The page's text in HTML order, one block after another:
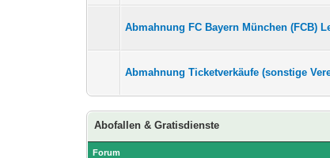
Abmahnung FC Bayern München (FCB)
Abmahnung Ticketverkäufe (sonstige
Abofallen & Gratisdienste
Forum